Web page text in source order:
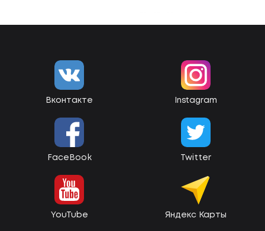
Вконтакте Instagram
FaceBook Twitter
YouTube Яндекс Карты